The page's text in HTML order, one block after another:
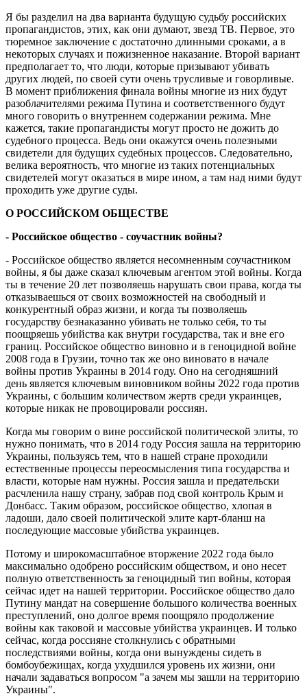
Я бы разделил на два варианта будущую судьбу российских
пропагандистов, этих, как они думают, звезд ТВ. Первое, это
тюремное заключение с достаточно длинными сроками, а в
некоторых случаях и пожизненное наказание. Второй вариант
предполагает то, что люди, которые призывают убивать
других людей, по своей сути очень трусливые и говорливые.
В момент приближения финала войны многие из них будут
разоблачителями режима Путина и соответственного будут
много говорить о внутреннем содержании режима. Мне
кажется, такие пропагандисты могут просто не дожить до
судебного процесса. Ведь они окажутся очень полезными
свидетели для будущих судебных процессов. Следовательно,
велика вероятность, что многие из таких потенциальных
свидетелей могут оказаться в мире ином, а там над ними будут
проходить уже другие суды.
О РОССИЙСКОМ ОБЩЕСТВЕ
- Российское общество - соучастник войны?
- Российское общество является несомненным соучастником
войны, я бы даже сказал ключевым агентом этой войны. Когда
ты в течение 20 лет позволяешь нарушать свои права, когда ты
отказываешься от своих возможностей на свободный и
конкурентный образ жизни, и когда ты позволяешь
государству безнаказанно убивать не только себя, то ты
поощряешь убийства как внутри государства, так и вне его
границ. Российское общество виновно и в геноцидной войне
2008 года в Грузии, точно так же оно виновато в начале
войны против Украины в 2014 году. Оно на сегодняшний
день является ключевым виновником войны 2022 года против
Украины, с большим количеством жертв среди украинцев,
которые никак не провоцировали россиян.
Когда мы говорим о вине российской политической элиты, то
нужно понимать, что в 2014 году Россия зашла на территорию
Украины, пользуясь тем, что в нашей стране проходили
естественные процессы переосмысления типа государства и
власти, которые нам нужны. Россия зашла и предательски
расчленила нашу страну, забрав под свой контроль Крым и
Донбасс. Таким образом, российское общество, хлопая в
ладоши, дало своей политической элите карт-бланш на
последующие массовые убийства украинцев.
Потому и широкомасштабное вторжение 2022 года было
максимально одобрено российским обществом, и оно несет
полную ответственность за геноцидный тип войны, которая
сейчас идет на нашей территории. Российское общество дало
Путину мандат на совершение большого количества военных
преступлений, оно долгое время поощряло продолжение
войны как таковой и массовые убийства украинцев. И только
сейчас, когда россияне столкнулись с обратными
последствиями войны, когда они вынуждены сидеть в
бомбоубежищах, когда ухудшился уровень их жизни, они
начали задаваться вопросом "а зачем мы зашли на территорию
Украины".